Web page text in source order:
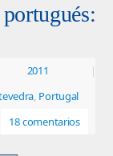
|
Portugal
18 comentarios